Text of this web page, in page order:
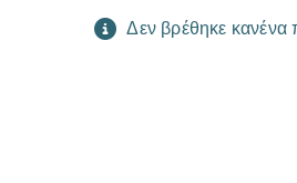
Δεν βρέθηκε κανένα